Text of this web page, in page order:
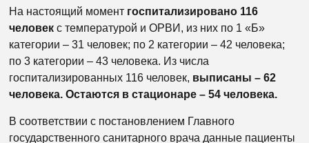
На настоящий момент госпитализировано 116
человек с температурой и ОРВИ, из них по 1 «Б»
категории – 31 человек; по 2 категории – 42 человека;
по 3 категории – 43 человека. Из числа
госпитализированных 116 человек, выписаны – 62
человека. Остаются в стационаре – 54 человека.
В соответствии с постановлением Главного
государственного санитарного врача данные пациенты